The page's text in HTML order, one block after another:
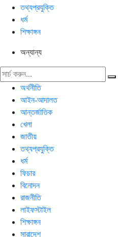
তথ্যপ্রযুক্তি
ধর্ম
শিক্ষাঙ্গন
অন্যান্য
অর্থনীতি
আইন-আদালত
আন্তর্জাতিক
খেলা
জাতীয়
তথ্যপ্রযুক্তি
ধর্ম
ফিচার
বিনোদন
রাজনীতি
লাইফস্টাইল
শিক্ষাঙ্গন
সারাদেশ